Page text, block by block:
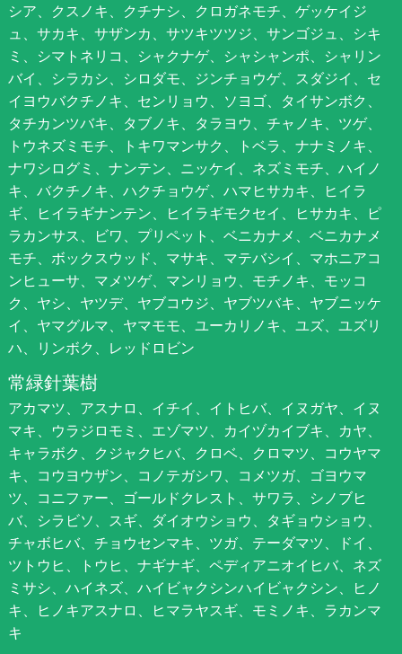
シア、クスノキ、クチナシ、クロガネモチ、ゲッケイジ
ュ、サカキ、サザンカ、サツキツツジ、サンゴジュ、シキ
ミ、シマトネリコ、シャクナゲ、シャシャンポ、シャリン
バイ、シラカシ、シロダモ、ジンチョウゲ、スダジイ、セ
イヨウバクチノキ、センリョウ、ソヨゴ、タイサンボク、
タチカンツバキ、タブノキ、タラヨウ、チャノキ、ツゲ、
トウネズミモチ、トキワマンサク、トベラ、ナナミノキ、
ナワシログミ、ナンテン、ニッケイ、ネズミモチ、ハイノ
キ、バクチノキ、ハクチョウゲ、ハマヒサカキ、ヒイラ
ギ、ヒイラギナンテン、ヒイラギモクセイ、ヒサカキ、ピ
ラカンサス、ビワ、プリペット、ベニカナメ、ベニカナメ
モチ、ボックスウッド、マサキ、マテバシイ、マホニアコ
ンヒューサ、マメツゲ、マンリョウ、モチノキ、モッコ
ク、ヤシ、ヤツデ、ヤブコウジ、ヤブツバキ、ヤブニッケ
イ、ヤマグルマ、ヤマモモ、ユーカリノキ、ユズ、ユズリ
ハ、リンボク、レッドロビン
常緑針葉樹
アカマツ、アスナロ、イチイ、イトヒバ、イヌガヤ、イヌ
マキ、ウラジロモミ、エゾマツ、カイヅカイブキ、カヤ、
キャラボク、クジャクヒバ、クロベ、クロマツ、コウヤマ
キ、コウヨウザン、コノテガシワ、コメツガ、ゴヨウマ
ツ、コニファー、ゴールドクレスト、サワラ、シノブヒ
バ、シラビソ、スギ、ダイオウショウ、タギョウショウ、
チャボヒバ、チョウセンマキ、ツガ、テーダマツ、ドイ、
ツトウヒ、トウヒ、ナギナギ、ペディアニオイヒバ、ネズ
ミサシ、ハイネズ、ハイビャクシンハイビャクシン、ヒノ
キ、ヒノキアスナロ、ヒマラヤスギ、モミノキ、ラカンマ
キ